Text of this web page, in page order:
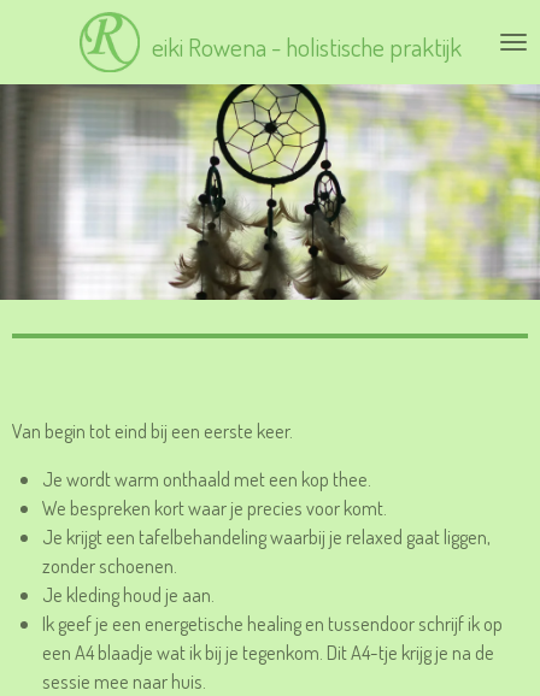
naar
hoofdinhoud
eiki Rowena - holistische praktijk
Van begin tot eind bij een eerste keer.
Je wordt warm onthaald met een kop thee.
We bespreken kort waar je precies voor komt.
Je krijgt een tafelbehandeling waarbij je relaxed gaat liggen,
zonder schoenen.
Je kleding houd je aan.
Ik geef je een energetische healing en tussendoor schrijf ik op
een A4 blaadje wat ik bij je tegenkom. Dit A4-tje krijg je na de
sessie mee naar huis.